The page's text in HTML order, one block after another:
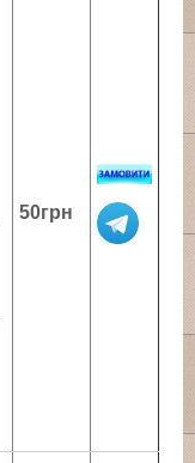
50грн